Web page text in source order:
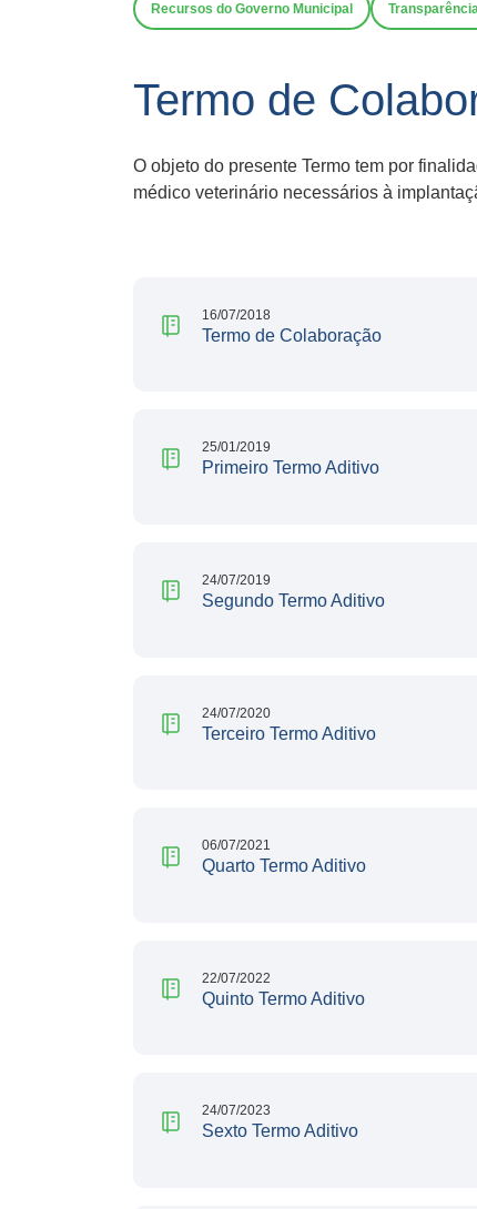
Recursos do Governo Municipal
Termo de
O objeto do presente Termo tem por
médico veterinário necessários à
16/07/2018
Termo de Colaboração
25/01/2019
Primeiro Termo Aditivo
24/07/2019
Segundo Termo Aditivo
24/07/2020
Terceiro Termo Aditivo
06/07/2021
Quarto Termo Aditivo
22/07/2022
Quinto Termo Aditivo
24/07/2023
Sexto Termo Aditivo